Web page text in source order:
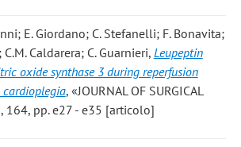
E. Giordano; C. Stefanelli; F. Bonavita;
Caldarera; C. Guarnieri, Leupeptin
oxide synthase 3 during reperfusion
, «JOURNAL OF SURGICAL
164, pp. e27 - e35 [articolo]